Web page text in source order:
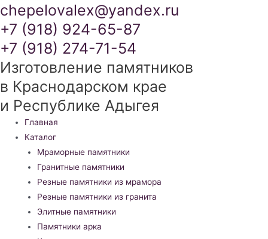
chepelovalex@yandex.ru
+7 (918) 924-65-87
+7 (918) 274-71-54
Изготовление памятников
в Краснодарском крае
и Республике Адыгея
Меню
Главная
Каталог
Мраморные памятники
Гранитные памятники
Резные памятники из мрамора
Резные памятники из гранита
Элитные памятники
Памятники арка